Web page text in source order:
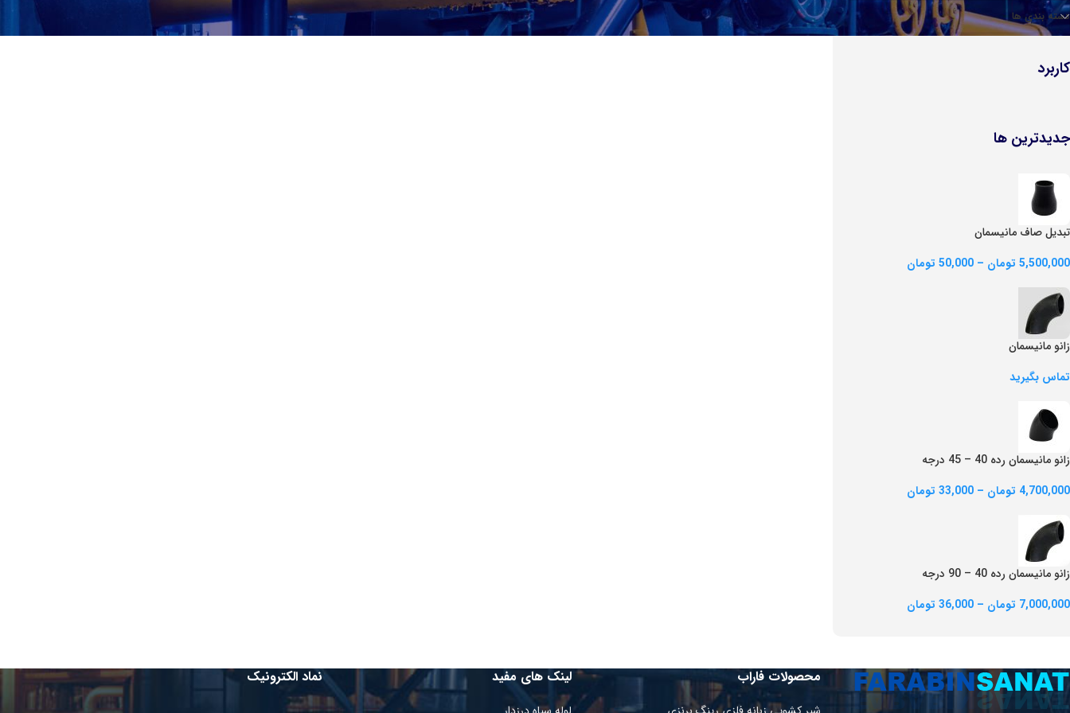
شیر پروانه ای ویفری (گیربکسی)
صافی مخصوص بخار
دسته بندی ها
کاربرد
جدیدترین ها
تبدیل صاف مانیسمان
5,500,000 تومان –
50,000 تومان
زانو مانیسمان
تماس بگیرید
زانو مانیسمان رده 40 – 45 درجه
4,700,000 تومان –
33,000 تومان
زانو مانیسمان رده 40 – 90 درجه
7,000,000 تومان –
36,000 تومان
محصولات فاراب لینک های مفید نماد الکترونیک